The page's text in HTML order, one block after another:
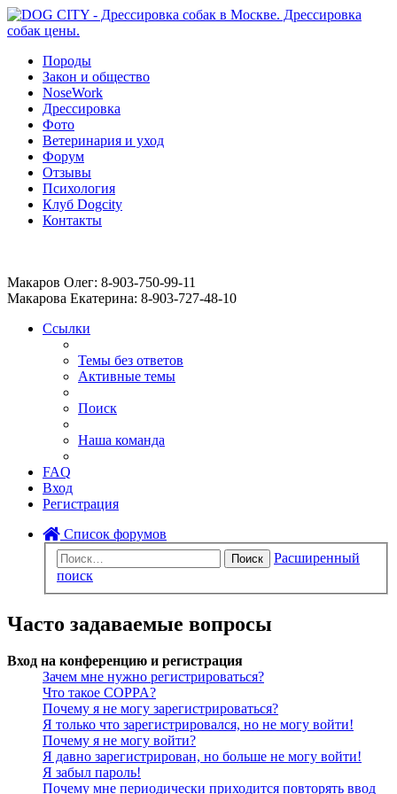
Породы
Закон и общество
NoseWork
Дрессировка
Фото
Ветеринария и уход
Форум
Отзывы
Психология
Клуб Dogcity
Контакты
Макаров Олег: 8-903-750-99-11
Макарова Екатерина: 8-903-727-48-10
Ссылки
Темы без ответов
Активные темы
Поиск
Наша команда
FAQ
Вход
Регистрация
Список форумов
Поиск
Расширенный
поиск
Часто задаваемые вопросы
Вход на конференцию и регистрация
Зачем мне нужно регистрироваться?
Что такое COPPA?
Почему я не могу зарегистрироваться?
Я только что зарегистрировался, но не могу войти!
Почему я не могу войти?
Я давно зарегистрирован, но больше не могу войти!
Я забыл пароль!
Почему мне периодически приходится повторять ввод